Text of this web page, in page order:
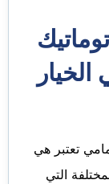
تعتبر هي
التي